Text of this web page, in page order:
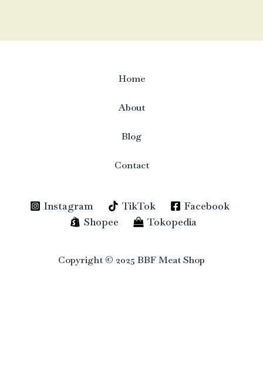
Home
About
Blog
Contact
Instagram TikTok
Facebook
Shopee
Tokopedia
Copyright © 2025 BBF Meat Shop